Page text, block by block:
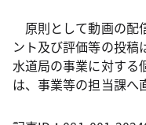
原則として動画の配
ント及び評価等の投稿
水道局の事業に対する
は、事業等の担当課へ